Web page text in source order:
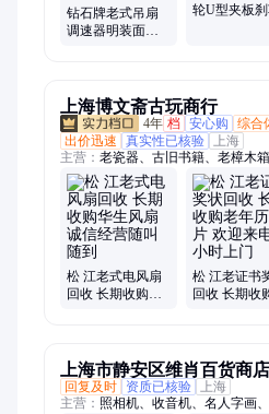
钻石牌老式吊扇
调速器明装面板5
轮U型夹板
上海博文斋古玩商行
4年 档 安心购 综合
出价迅速
真实性已核验
上海
主营： 老瓷器、古旧书籍、老樟木
老字画、解放前纪念章、回收老连
木家具回收
松 江老式电风扇
回收 长期收购华
松 江老证书
回收 长期收
上海市静安区维肖百货商店
回复及时
资质已核验
上海
主营： 照相机、收音机、名人字画